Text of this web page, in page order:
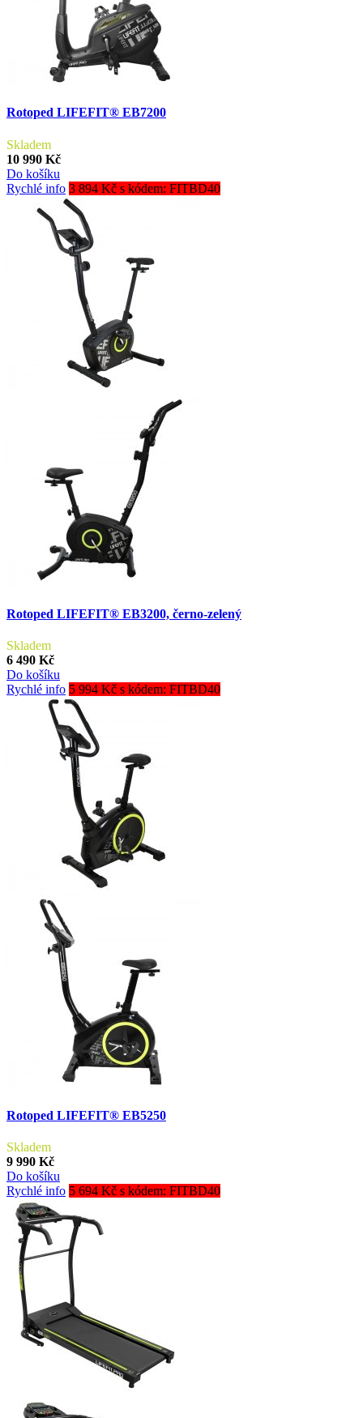
Rotoped LIFEFIT® EB7200
Skladem
10 990 Kč
Do košíku
Rychlé info 3 894 Kč s kódem: FITBD40
Rotoped LIFEFIT® EB3200, černo-zelený
Skladem
6 490 Kč
Do košíku
Rychlé info 5 994 Kč s kódem: FITBD40
Rotoped LIFEFIT® EB5250
Skladem
9 990 Kč
Do košíku
Rychlé info 5 694 Kč s kódem: FITBD40